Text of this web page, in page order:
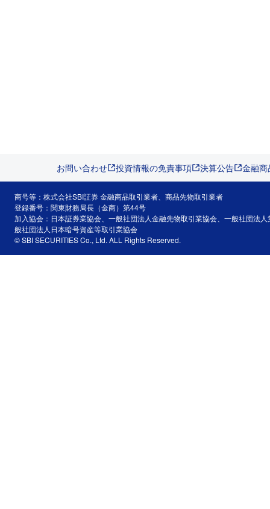
お問い合わせ 投資情報の免責事項 決算公告 金融
商号等：株式会社SBI証券 金融商品取引業者、商品先物取引業者
登録番号：関東財務局長（金商）第44号
加入協会：日本証券業協会、一般社団法人金融先物取引業協会、一般社団法
般社団法人日本暗号資産等取引業協会
© SBI SECURITIES Co., Ltd. ALL Rights Reserved.